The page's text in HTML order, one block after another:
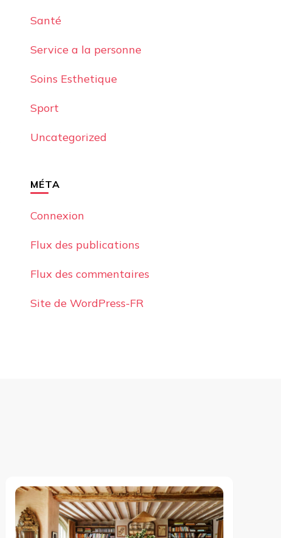
Santé
Service a la personne
Soins Esthetique
Sport
Uncategorized
MÉTA
Connexion
Flux des publications
Flux des commentaires
Site de WordPress-FR